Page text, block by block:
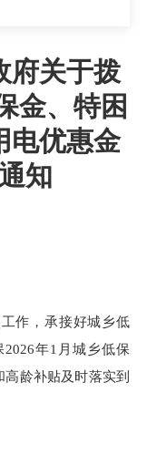
府关于拨
金、特困
电优惠金
知
作，承接好城乡低
年1月城乡低保
龄补贴及时落实到